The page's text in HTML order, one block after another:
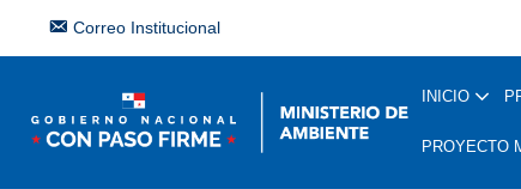
Correo Institucional
INICIO
PROYECTO